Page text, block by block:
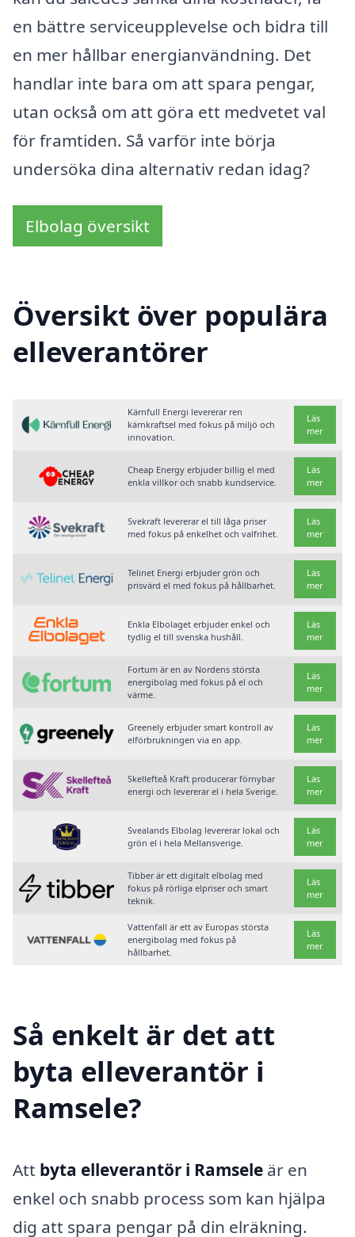
en bättre serviceupplevelse och bidra till
en mer hållbar energianvändning. Det
handlar inte bara om att spara pengar,
utan också om att göra ett medvetet val
för framtiden. Så varför inte börja
undersöka dina alternativ redan idag?
Elbolag översikt
Översikt över populära
elleverantörer
Kärnfull Energi levererar ren
kärnkraftsel med fokus på miljö och
innovation.
Läs
mer
Cheap Energy erbjuder billig el med
enkla villkor och snabb kundservice.
Läs
mer
Svekraft levererar el till låga priser
med fokus på enkelhet och valfrihet.
Läs
mer
Telinet Energi erbjuder grön och
prisvärd el med fokus på hållbarhet.
Läs
mer
Enkla Elbolaget erbjuder enkel och
tydlig el till svenska hushåll.
Läs
mer
Fortum är en av Nordens största
energibolag med fokus på el och
värme.
Läs
mer
Greenely erbjuder smart kontroll av
elförbrukningen via en app.
Läs
mer
Skellefteå Kraft producerar förnybar
energi och levererar el i hela Sverige.
Läs
mer
Svealands Elbolag levererar lokal och
grön el i hela Mellansverige.
Läs
mer
Tibber är ett digitalt elbolag med
fokus på rörliga elpriser och smart
teknik.
Läs
mer
Vattenfall är ett av Europas största
energibolag med fokus på
hållbarhet.
Läs
mer
Så enkelt är det att
byta elleverantör i
Ramsele?
Att byta elleverantör i Ramsele är en
enkel och snabb process som kan hjälpa
dig att spara pengar på din elräkning.